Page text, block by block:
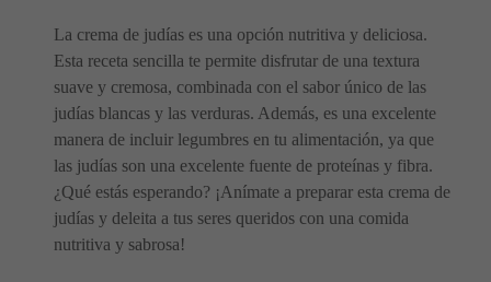
La crema de judías es una opción nutritiva y deliciosa.
Esta receta sencilla te permite disfrutar de una textura
suave y cremosa, combinada con el sabor único de las
judías blancas y las verduras. Además, es una excelente
manera de incluir legumbres en tu alimentación, ya que
las judías son una excelente fuente de proteínas y fibra.
¿Qué estás esperando? ¡Anímate a preparar esta crema de
judías y deleita a tus seres queridos con una comida
nutritiva y sabrosa!